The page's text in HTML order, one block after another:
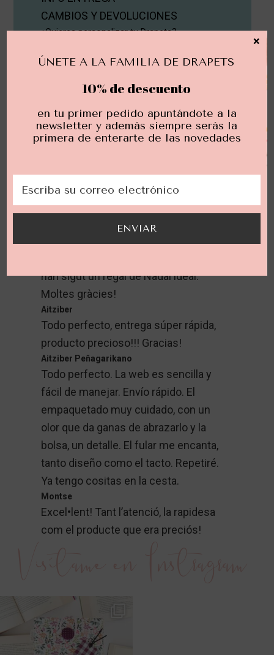
CAMBIOS Y DEVOLUCIONES
¿Quieres personalizar tu Drapets?
Opiniones reales
de clientas reales
Marta
han sigut un regal de Nadal ideal.
Moltes gràcies!
Aitziber
Todo perfecto, entrega súper rápida,
producto precioso!!! Gracias!
Aitziber Peñagarikano
Todo perfecto. La web es sencilla y
fácil de manejar. Envío rápido. El
empaquetado muy cuidado, con un
olor que da ganas de abrazarlo y la
bolsa, un detalle. El fular me encanta,
tanto diseño como el tacto. Repetiré.
Ya tengo cositas en la cesta.
Montse
Excel•lent! Tant l’atenció, la rapidesa
com el producte que era preciós!
ENVIAR
ÚNETE A LA FAMILIA DE DRAPETS
10% de descuento
en tu primer pedido apuntándote a la
newsletter y además siempre serás la
primera de enterarte de las novedades
×